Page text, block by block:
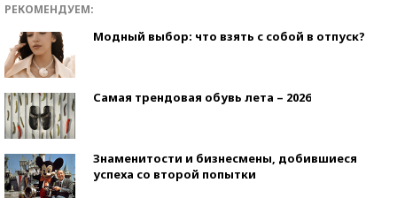
РЕКОМЕНДУЕМ:
Модный выбор: что взять с собой в отпуск?
Самая трендовая обувь лета – 2026
Знаменитости и бизнесмены, добившиеся
успеха со второй попытки